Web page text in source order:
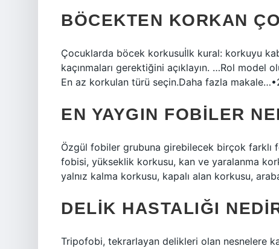
BÖCEKTEN KORKAN
Çocuklarda böcek korkusuİlk kural: korkuyu
kaçınmaları gerektiğini açıklayın. …Rol model
En az korkulan türü seçin.Daha fazla
EN YAYGIN FOBILER
Özgül fobiler grubuna girebilecek birçok farklı
fobisi, yükseklik korkusu, kan ve yaralanma
yalnız kalma korkusu, kapalı alan korkusu,
DELIK HASTALIĞI
Tripofobi, tekrarlayan delikleri olan nesnelere